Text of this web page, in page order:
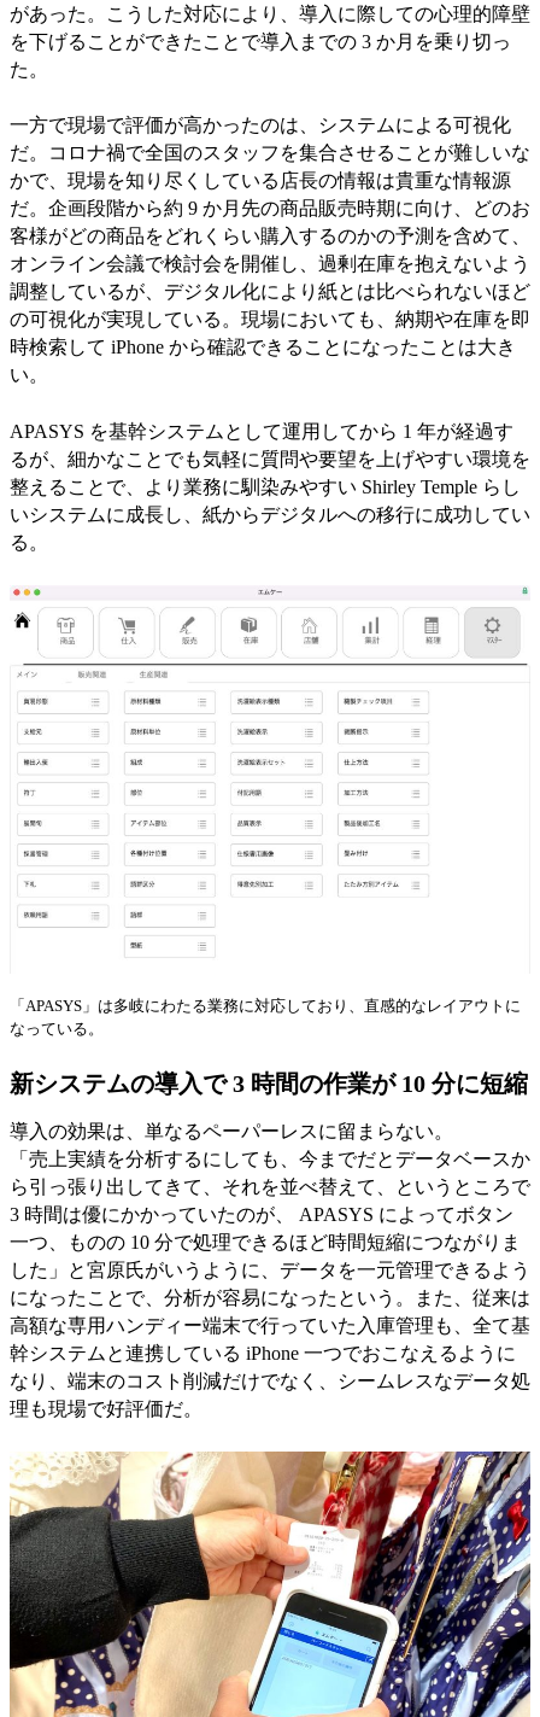
があった。こうした対応により、導入に際しての心理的障壁
を下げることができたことで導入までの 3 か月を乗り切っ
た。
一方で現場で評価が高かったのは、システムによる可視化
だ。コロナ禍で全国のスタッフを集合させることが難しいな
かで、現場を知り尽くしている店長の情報は貴重な情報源
だ。企画段階から約 9 か月先の商品販売時期に向け、どのお
客様がどの商品をどれくらい購入するのかの予測を含めて、
オンライン会議で検討会を開催し、過剰在庫を抱えないよう
調整しているが、デジタル化により紙とは比べられないほど
の可視化が実現している。現場においても、納期や在庫を即
時検索して iPhone から確認できることになったことは大き
い。
APASYS を基幹システムとして運用してから 1 年が経過す
るが、細かなことでも気軽に質問や要望を上げやすい環境を
整えることで、より業務に馴染みやすい Shirley Temple らし
いシステムに成長し、紙からデジタルへの移行に成功してい
る。
「APASYS」は多岐にわたる業務に対応しており、直感的なレイアウトに
なっている。
新システムの導入で 3 時間の作業が 10 分に短縮
導入の効果は、単なるペーパーレスに留まらない。
「売上実績を分析するにしても、今までだとデータベースか
ら引っ張り出してきて、それを並べ替えて、というところで
3 時間は優にかかっていたのが、 APASYS によってボタン
一つ、ものの 10 分で処理できるほど時間短縮につながりま
した」と宮原氏がいうように、データを一元管理できるよう
になったことで、分析が容易になったという。また、従来は
高額な専用ハンディー端末で行っていた入庫管理も、全て基
幹システムと連携している iPhone 一つでおこなえるように
なり、端末のコスト削減だけでなく、シームレスなデータ処
理も現場で好評価だ。